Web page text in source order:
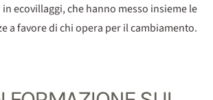
ecovillaggi, che hanno messo insieme le
a favore di chi opera per il cambiamento.